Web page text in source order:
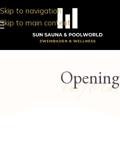
Skip to navigation
Skip to main content